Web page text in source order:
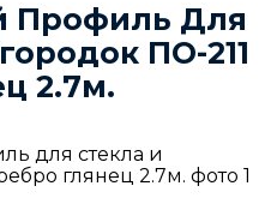
Профиль Для
ПО-211
2.7м.